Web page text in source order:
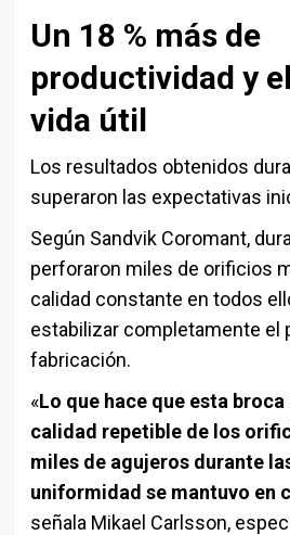
Un 18 % más de
productividad y
vida útil
Los resultados obtenidos
superaron las expectativas
Según Sandvik Coromant,
perforaron miles de orificios
calidad constante en todos
estabilizar completamente el
fabricación.
«Lo que hace que esta
calidad repetible de los
miles de agujeros durante
uniformidad se mantuvo en
señala Mikael Carlsson,